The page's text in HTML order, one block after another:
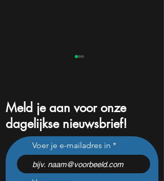
11 aandelen om deze week
te volgen: Rocket Lab,
Applied Materials en de
zwaarste AI-test
Meld je aan voor onze
dagelijkse nieuwsbrief!
Voer je e-mailadres in